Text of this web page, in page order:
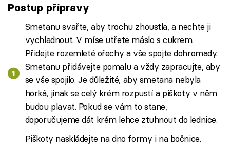
Postup přípravy
Smetanu svařte, aby trochu zhoustla, a nechte ji
vychladnout. V míse utřete máslo s cukrem.
Přidejte rozemleté ořechy a vše spojte dohromady.
Smetanu přidávejte pomalu a vždy zapracujte, aby
se vše spojilo. Je důležité, aby smetana nebyla
horká, jinak se celý krém rozpustí a piškoty v něm
budou plavat. Pokud se vám to stane,
doporučujeme dát krém lehce ztuhnout do lednice.
Piškoty naskládejte na dno formy i na bočnice.